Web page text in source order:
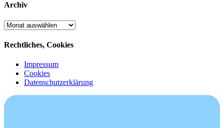
Archiv
Archiv
Rechtliches, Cookies
Impressum
Cookies
Datenschutzerklärung